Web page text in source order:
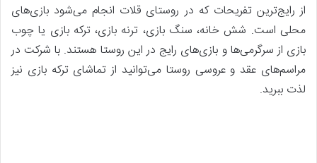
از رایج‌ترین تفریحات که در روستای قلات انجام می‌شود بازی‌های
محلی است. شش خانه، سنگ بازی، ترنه بازی، ترکه بازی یا چوب
بازی از سرگرمی‌ها و بازی‌های رایج در این روستا هستند. با شرکت در
مراسم‌های عقد و عروسی روستا می‌توانید از تماشای ترکه بازی نیز
لذت ببرید.